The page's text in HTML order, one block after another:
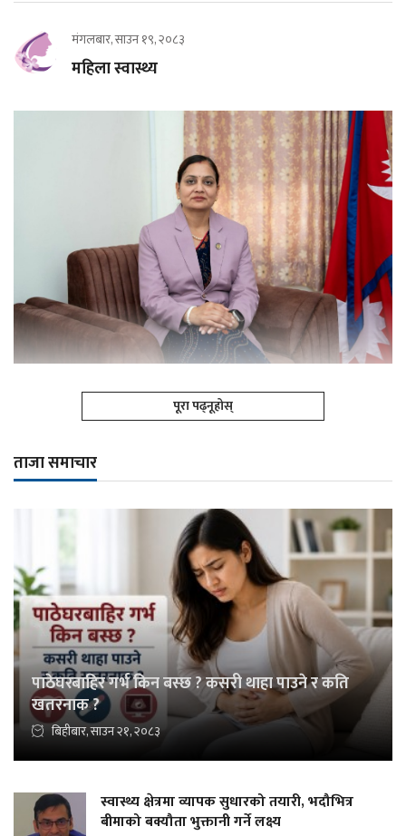
मंगलबार, साउन १९, २०८३
महिला स्वास्थ्य
पूरा पढ्नूहोस्
ताजा समाचार
पाठेघरबाहिर गर्भ किन बस्छ ? कसरी थाहा पाउने र कति
खतरनाक ?
बिहीबार, साउन २१, २०८३
स्वास्थ्य क्षेत्रमा व्यापक सुधारको तयारी, भदौभित्र
बीमाको बक्यौता भुक्तानी गर्ने लक्ष्य